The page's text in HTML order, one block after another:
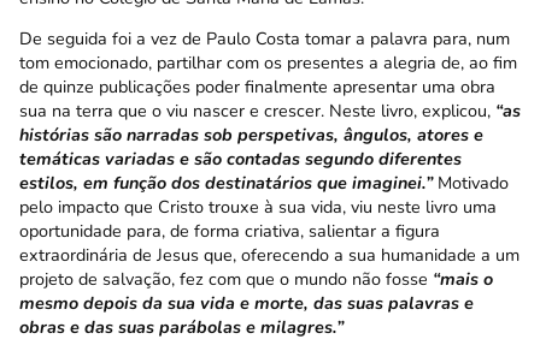
De seguida foi a vez de Paulo Costa tomar a palavra para, num
tom emocionado, partilhar com os presentes a alegria de, ao fim
de quinze publicações poder finalmente apresentar uma obra
sua na terra que o viu nascer e crescer. Neste livro, explicou, “as
histórias são narradas sob perspetivas, ângulos, atores e
temáticas variadas e são contadas segundo diferentes
estilos, em função dos destinatários que imaginei.” Motivado
pelo impacto que Cristo trouxe à sua vida, viu neste livro uma
oportunidade para, de forma criativa, salientar a figura
extraordinária de Jesus que, oferecendo a sua humanidade a um
projeto de salvação, fez com que o mundo não fosse “mais o
mesmo depois da sua vida e morte, das suas palavras e
obras e das suas parábolas e milagres.”